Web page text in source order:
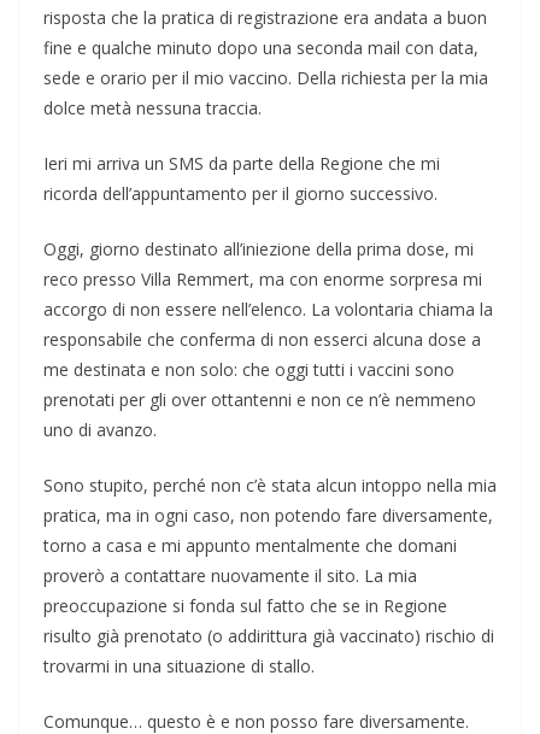
risposta che la pratica di registrazione era andata a buon
fine e qualche minuto dopo una seconda mail con data,
sede e orario per il mio vaccino. Della richiesta per la mia
dolce metà nessuna traccia.
Ieri mi arriva un SMS da parte della Regione che mi
ricorda dell’appuntamento per il giorno successivo.
Oggi, giorno destinato all’iniezione della prima dose, mi
reco presso Villa Remmert, ma con enorme sorpresa mi
accorgo di non essere nell’elenco. La volontaria chiama la
responsabile che conferma di non esserci alcuna dose a
me destinata e non solo: che oggi tutti i vaccini sono
prenotati per gli over ottantenni e non ce n’è nemmeno
uno di avanzo.
Sono stupito, perché non c’è stata alcun intoppo nella mia
pratica, ma in ogni caso, non potendo fare diversamente,
torno a casa e mi appunto mentalmente che domani
proverò a contattare nuovamente il sito. La mia
preoccupazione si fonda sul fatto che se in Regione
risulto già prenotato (o addirittura già vaccinato) rischio di
trovarmi in una situazione di stallo.
Comunque… questo è e non posso fare diversamente.